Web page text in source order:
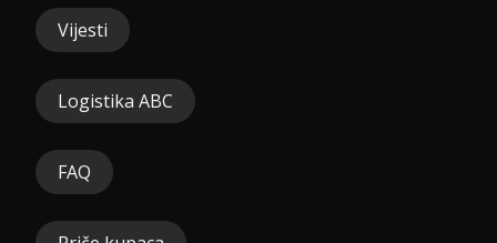
Vijesti
Logistika ABC
FAQ